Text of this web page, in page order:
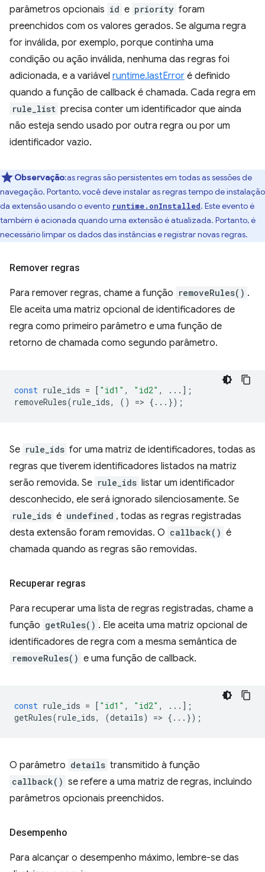
parâmetros opcionais id e priority foram
preenchidos com os valores gerados. Se alguma regra
for inválida, por exemplo, porque continha uma
condição ou ação inválida, nenhuma das regras foi
adicionada, e a variável runtime.lastError é definido
quando a função de callback é chamada. Cada regra em
rule_list precisa conter um identificador que ainda
não esteja sendo usado por outra regra ou por um
identificador vazio.
Observação:as regras são persistentes em todas as sessões de
navegação. Portanto, você deve instalar as regras tempo de instalação
da extensão usando o evento runtime.onInstalled. Este evento é
também é acionada quando uma extensão é atualizada. Portanto, é
necessário limpar os dados das instâncias e registrar novas regras.
Remover regras
Para remover regras, chame a função removeRules() .
Ele aceita uma matriz opcional de identificadores de
regra como primeiro parâmetro e uma função de
retorno de chamada como segundo parâmetro.
const rule_ids = [ "id1" , "id2" ,
...];
removeRules(rule_ids, () => {...});
Se rule_ids for uma matriz de identificadores, todas as
regras que tiverem identificadores listados na matriz
serão removida. Se rule_ids listar um identificador
desconhecido, ele será ignorado silenciosamente. Se
rule_ids é undefined , todas as regras registradas
desta extensão foram removidas. O callback() é
chamada quando as regras são removidas.
Recuperar regras
Para recuperar uma lista de regras registradas, chame a
função getRules() . Ele aceita uma matriz opcional de
identificadores de regra com a mesma semântica de
removeRules() e uma função de callback.
const rule_ids = [ "id1" , "id2" ,
...];
getRules(rule_ids, (details) => {...});
O parâmetro details transmitido à função
callback() se refere a uma matriz de regras, incluindo
parâmetros opcionais preenchidos.
Desempenho
Para alcançar o desempenho máximo, lembre-se das